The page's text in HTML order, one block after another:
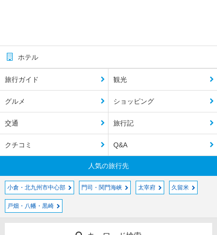
ホテル
旅行ガイド 観光
グルメ ショッピング
交通 旅行記
クチコミ Q&A
人気の旅行先
小倉・北九州市中心部 門司・関門海峡 太宰府 久留米
戸畑・八幡・黒崎